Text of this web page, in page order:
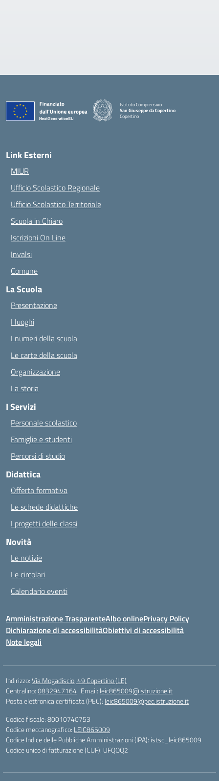
Istituto Comprensivo
San Giuseppe da Copertino
Copertino
— Visita la pagina iniziale della scuola
Link Esterni
MIUR
Ufficio Scolastico Regionale
Ufficio Scolastico Territoriale
Scuola in Chiaro
Iscrizioni On Line
Invalsi
Comune
La Scuola
Presentazione
I luoghi
I numeri della scuola
Le carte della scuola
Organizzazione
La storia
I Servizi
Personale scolastico
Famiglie e studenti
Percorsi di studio
Didattica
Offerta formativa
Le schede didattiche
I progetti delle classi
Novità
Le notizie
Le circolari
Calendario eventi
Amministrazione TrasparenteAlbo onlinePrivacy Policy
Dichiarazione di accessibilitàObiettivi di accessibilità
Note legali
Indirizzo:Via Mogadiscio, 49 Copertino (LE)
Centralino:0832947164 Email: leic865009@istruzione.it
Posta elettronica certificata (PEC): leic865009@pec.istruzione.it
Codice fiscale: 80010740753
Codice meccanografico: LEIC865009
Codice Indice delle Pubbliche Amministrazioni (IPA): istsc_leic865009
Codice unico di fatturazione (CUF): UFQOQ2